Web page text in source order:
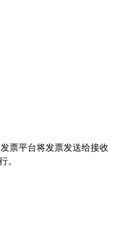
票平台将发票发送给接收
。